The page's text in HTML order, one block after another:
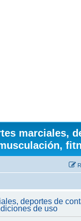
marciales,
deportes de
de uso